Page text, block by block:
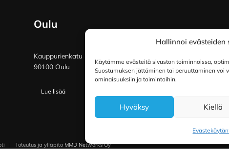
Hallinnoi evästeiden
Käytämme evästeitä sivuston toiminnoissa,
Suostumuksen jättäminen tai peruuttaminen voi
ominaisuuksiin ja toimintoihin.
Hyväksy Kiellä
Oulu
Kauppurienkatu 34
90100 Oulu
Lue lisää
| Toteutus ja ylläpito MMD Networks Oy